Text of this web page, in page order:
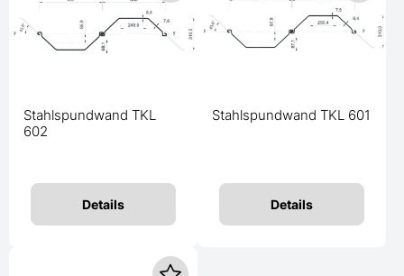
Stahlspundwand TKL
602
Details
Stahlspundwand TKL 601
Details